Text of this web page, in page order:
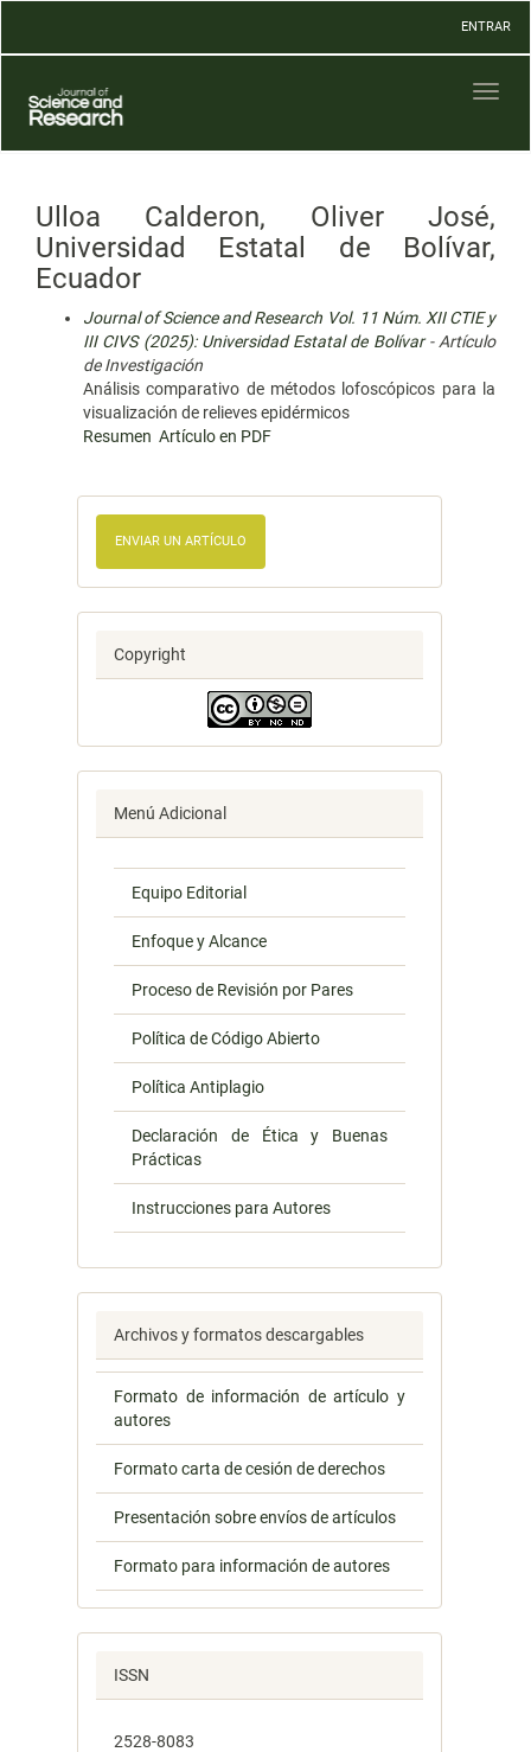
Contenido
Barra
lateral
ENTRAR
Ulloa Calderon, Oliver José,
Universidad Estatal de Bolívar,
Ecuador
Journal of Science and Research Vol. 11 Núm. XII CTIE y
III CIVS (2025): Universidad Estatal de Bolívar- Artículo
de Investigación
Análisis comparativo de métodos lofoscópicos para la
visualización de relieves epidérmicos
Resumen Artículo en PDF
ENVIAR UN ARTÍCULO
Copyright
Menú Adicional
Equipo Editorial
Enfoque y Alcance
Proceso de Revisión por Pares
Política de Código Abierto
Política Antiplagio
Declaración de Ética y Buenas
Prácticas
Instrucciones para Autores
Archivos y formatos descargables
Formato de información de artículo y
autores
Formato carta de cesión de derechos
Presentación sobre envíos de artículos
Formato para información de autores
ISSN
2528-8083